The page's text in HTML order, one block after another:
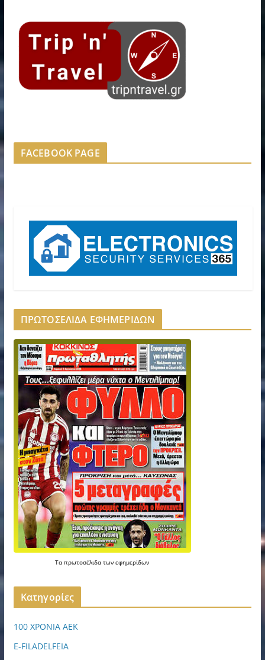
FACEBOOK PAGE
ΠΡΩΤΟΣΕΛΙΔΑ ΕΦΗΜΕΡΙΔΩΝ
Ταπρωτοσέλιδατωνεφημερίδων
Kατηγορίες
100 ΧΡΟΝΙΑ ΑΕΚ
E-FILADELFEIA